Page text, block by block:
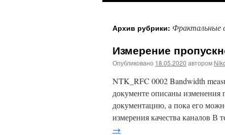
Архив рубрики: Фрактальные
Измерение
Опубликовано 18.05.2020 автором
NTK_RFC 0002 Bandwidth
документе описаны изменения
документацию, а пока его
измерения качества каналов В
→